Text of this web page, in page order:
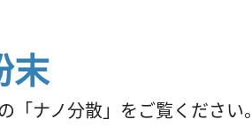
末
「ナノ分散」をご覧ください。